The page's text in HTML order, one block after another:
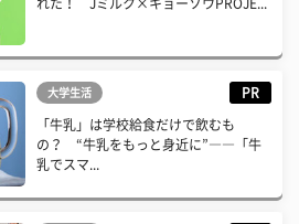
れた！ Jミルク×キョーソウPROJE...
大学生活 PR
「牛乳」は学校給食だけで飲むも
の？ “牛乳をもっと身近に”――「牛
乳でスマ...